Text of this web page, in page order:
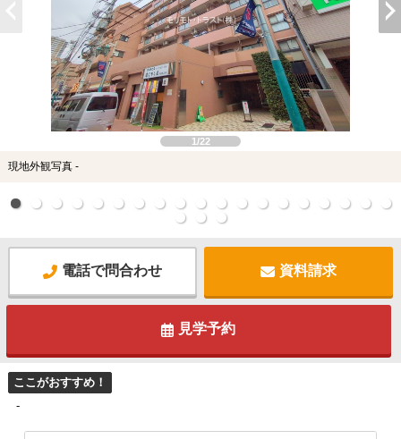
1/22
現地外観写真 -
電話で問合わせ 資料請求
見学予約
ここがおすすめ！
-